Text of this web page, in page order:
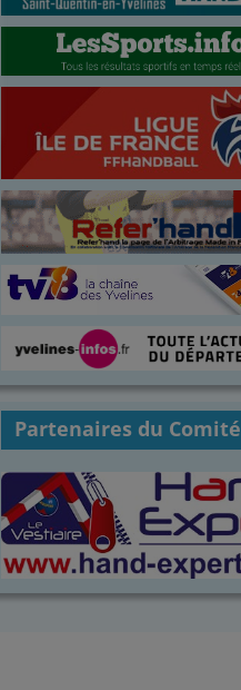
Partenaires du Comité